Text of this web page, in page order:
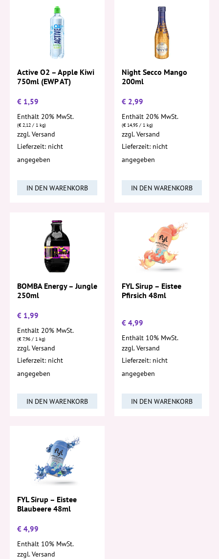
Active O2 – Apple Kiwi
750ml (EWP AT)
€ 1,59
Enthält 20% MwSt.
(€2,12 / 1 kg)
zzgl.Versand
Lieferzeit: nicht
angegeben
IN DEN WARENKORB
Night Secco Mango
200ml
€ 2,99
Enthält 20% MwSt.
(€14,95 / 1 kg)
zzgl.Versand
Lieferzeit: nicht
angegeben
IN DEN WARENKORB
BOMBA Energy – Jungle
250ml
€ 1,99
Enthält 20% MwSt.
(€ 7,96 / 1 kg)
zzgl.Versand
Lieferzeit: nicht
angegeben
IN DEN WARENKORB
FYL Sirup – Eistee
Pfirsich 48ml
€ 4,99
Enthält 10% MwSt.
zzgl.Versand
Lieferzeit: nicht
angegeben
IN DEN WARENKORB
FYL Sirup – Eistee
Blaubeere 48ml
€ 4,99
Enthält 10% MwSt.
zzgl.Versand